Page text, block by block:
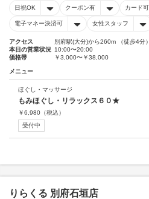
日祝OK クーポン有 カード可
電子マネー決済可 女性スタッフ
アクセス
別府駅(大分)から260m （徒歩4分）
本日の営業状況 10:00〜20:00
価格帯
￥3,000〜￥38,000
メニュー
ほぐし・マッサージ
もみほぐし・リラックス６０★
￥6,980 （税込）
受付中
りらくる 別府石垣店